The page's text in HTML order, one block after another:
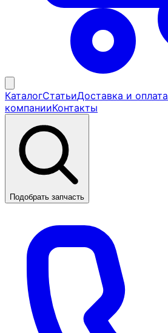
КаталогСтатьиДоставка и оплата
компанииКонтакты
Подобрать запчасть